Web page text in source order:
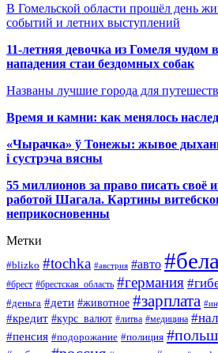
В Гомельской области прошёл день
событий и летних выступлений
11-летняя девочка из Гомеля чудом
нападения стаи бездомных собак
Названы лучшие города для
Время и камни: как менялось
«Чырачка» ў Тонежы: жывое
і сустрэча вясны
55 миллионов за право писать своё
работой Шагала. Картины
неприкосновенны
Метки
#blizko #tochka #австрия #авто
#брест #брестская_область #германия
#деньга #дети #животное #зарплата
#кредит #курс_валют #литва #медицина
#пенсия #подорожание #полиция